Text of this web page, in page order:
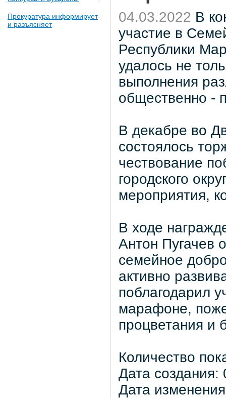
Прокуратура информирует
и разъясняет
04.03.2022 В
участие в
Республики
удалось не
выполнения
общественно -
В декабре во
состоялось
чествование
городского
мероприятия,
В ходе
Антон Пугачев
семейное
активно
поблагодарил
марафоне,
процветания и
Количество
Дата
Дата